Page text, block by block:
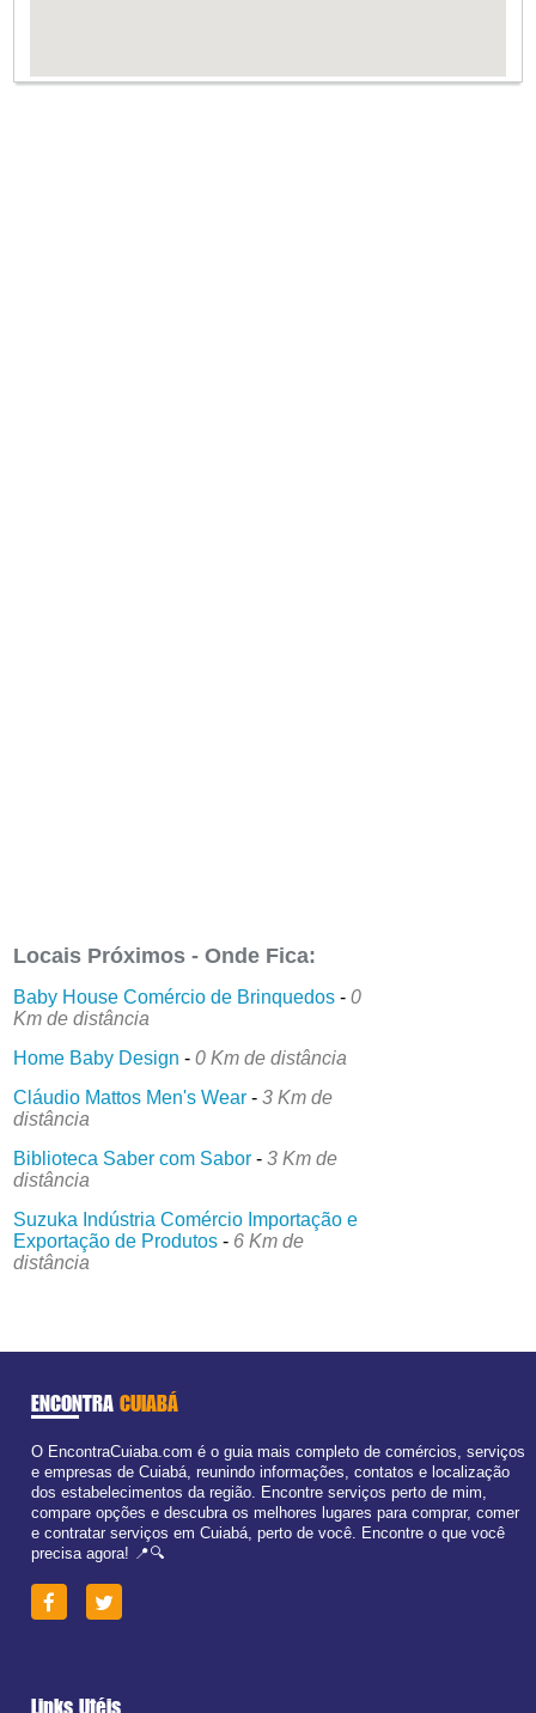
Locais Próximos - Onde Fica:
Baby House Comércio de Brinquedos -0
Km de distância
Home Baby Design -0 Km de distância
Cláudio Mattos Men's Wear -3 Km de
distância
Biblioteca Saber com Sabor -3 Km de
distância
Suzuka Indústria Comércio Importação e
Exportação de Produtos - 6 Km de
distância
ENCONTRA CUIABÁ
O EncontraCuiaba.com é o guia mais completo de comércios, serviços
e empresas de Cuiabá, reunindo informações, contatos e localização
dos estabelecimentos da região. Encontre serviços perto de mim,
compare opções e descubra os melhores lugares para comprar, comer
e contratar serviços em Cuiabá, perto de você. Encontre o que você
precisa agora! 📍🔍
Links Utéis